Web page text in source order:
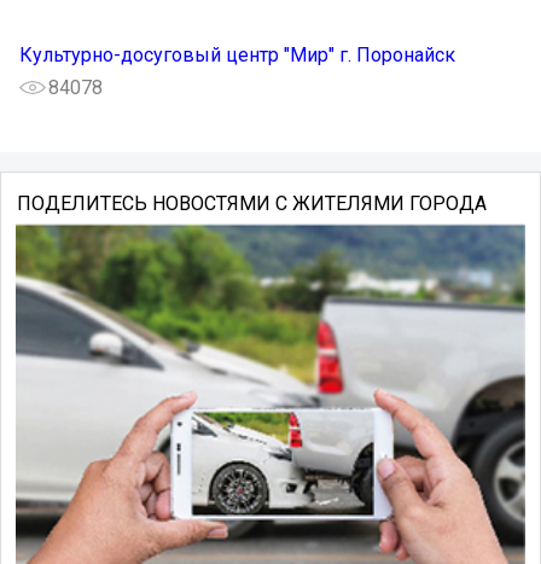
Культурно-досуговый центр "Мир" г. Поронайск
84078
ПОДЕЛИТЕСЬ НОВОСТЯМИ С ЖИТЕЛЯМИ ГОРОДА